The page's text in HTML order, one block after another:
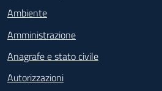
Ambiente
Amministrazione
Anagrafe e stato civile
Autorizzazioni